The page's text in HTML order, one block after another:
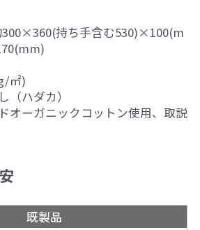
300×360(持ち手含む530)×100(m
㎡)
（ハダカ）
オーガニックコットン使用、取説
既製品